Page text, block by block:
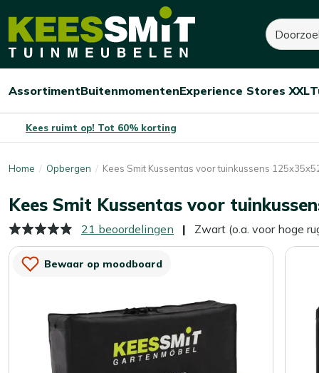
Kees
Tuinmeubelen
Zoeken
Open/sluit
Assortiment
Open/sluit
Buitenmomenten
Open/sluit
Experience Stores XXL
Kees ruimt op! Tot 60% korting
Home Opbergen Kees Smit Kussentas voor tuinkussens
Kees Smit Kussentas voor
Zwart (o.a. voor hoge
21 beoordelingen
Bewaar op moodboard
10,- 13,-
Je bespaart:3,- (-23%)